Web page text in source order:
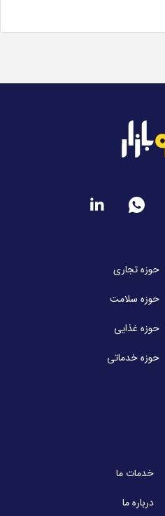
حوزه تجاری
حوزه سلامت
حوزه غذایی
حوزه خدماتی
خدمات ما
درباره ما